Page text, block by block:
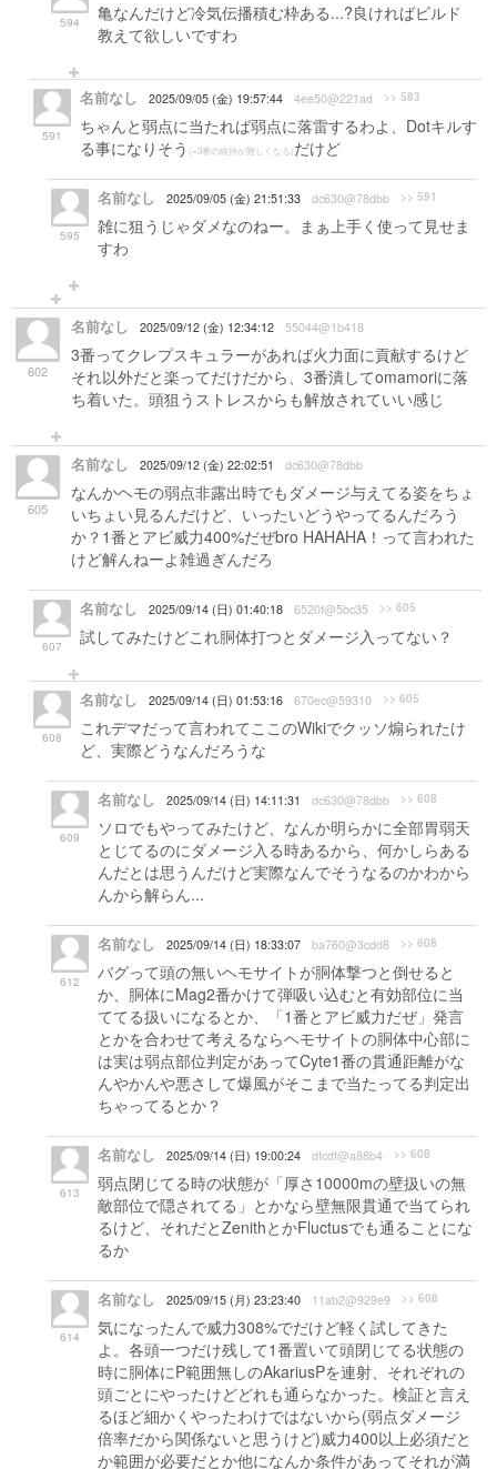
594
亀なんだけど冷気伝播積む枠ある...?良ければビルド
教えて欲しいですわ
591
名前なし 2025/09/05 (金) 19:57:44 4ee50@221ad >> 583
ちゃんと弱点に当たれば弱点に落雷するわよ、Dotキルす
る事になりそう (=3番の維持が難しくなる)だけど
595
名前なし 2025/09/05 (金) 21:51:33 dc630@78dbb >> 591
雑に狙うじゃダメなのねー。まぁ上手く使って見せま
すわ
602
名前なし 2025/09/12 (金) 12:34:12 55044@1b418
3番ってクレプスキュラーがあれば火力面に貢献するけど
それ以外だと楽ってだけだから、3番潰してomamoriに落
ち着いた。頭狙うストレスからも解放されていい感じ
605
名前なし 2025/09/12 (金) 22:02:51 dc630@78dbb
なんかヘモの弱点非露出時でもダメージ与えてる姿をちょ
いちょい見るんだけど、いったいどうやってるんだろう
か？1番とアビ威力400%だぜbro HAHAHA！って言われた
けど解んねーよ雑過ぎんだろ
607
名前なし 2025/09/14 (日) 01:40:18 6520f@5bc35 >> 605
試してみたけどこれ胴体打つとダメージ入ってない？
608
名前なし 2025/09/14 (日) 01:53:16 670ec@59310 >> 605
これデマだって言われてここのWikiでクッソ煽られたけ
ど、実際どうなんだろうな
609
名前なし 2025/09/14 (日) 14:11:31 dc630@78dbb >> 608
ソロでもやってみたけど、なんか明らかに全部胃弱天
とじてるのにダメージ入る時あるから、何かしらある
んだとは思うんだけど実際なんでそうなるのかわから
んから解らん...
612
名前なし 2025/09/14 (日) 18:33:07 ba760@3cdd8 >> 608
バグって頭の無いヘモサイトが胴体撃つと倒せると
か、胴体にMag2番かけて弾吸い込むと有効部位に当
ててる扱いになるとか、「1番とアビ威力だぜ」発言
とかを合わせて考えるならヘモサイトの胴体中心部に
は実は弱点部位判定があってCyte1番の貫通距離がな
んやかんや悪さして爆風がそこまで当たってる判定出
ちゃってるとか？
613
名前なし 2025/09/14 (日) 19:00:24 dfcdf@a88b4 >> 608
弱点閉じてる時の状態が「厚さ10000mの壁扱いの無
敵部位で隠されてる」とかなら壁無限貫通で当てられ
るけど、それだとZenithとかFluctusでも通ることにな
るか
614
名前なし 2025/09/15 (月) 23:23:40 11ab2@929e9 >> 608
気になったんで威力308%でだけど軽く試してきた
よ。各頭一つだけ残して1番置いて頭閉じてる状態の
時に胴体にP範囲無しのAkariusPを連射、それぞれの
頭ごとにやったけどどれも通らなかった。検証と言え
るほど細かくやったわけではないから(弱点ダメージ
倍率だから関係ないと思うけど)威力400以上必須だと
か範囲が必要だとか他になんか条件があってそれが満